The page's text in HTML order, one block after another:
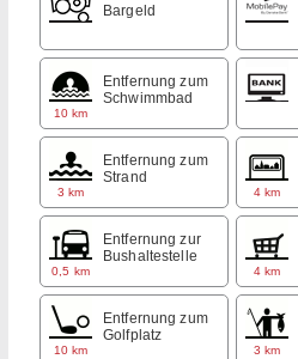
Bargeld
10 km
Entfernung zum
Schwimmbad
3 km
Entfernung zum
Strand
4 km
0,5 km
Entfernung zur
Bushaltestelle
4 km
10 km
Entfernung zum
Golfplatz
3 km